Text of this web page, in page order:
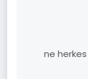
ne herkes